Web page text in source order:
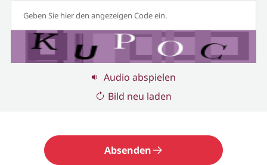
Audio abspielen
Bild neu laden
Absenden